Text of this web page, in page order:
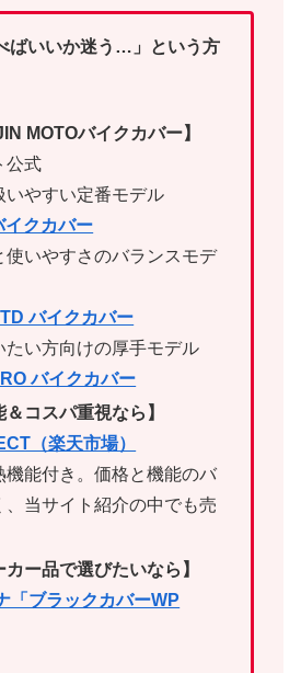
ばいいか迷う…」という方
MOTOバイクカバー】
公式
やすい定番モデル
イクカバー
いやすさのバランスモデ
バイクカバー
い方向けの厚手モデル
バイクカバー
＆コスパ重視なら】
（楽天市場）
能付き。価格と機能のバ
、当サイト紹介の中でも売
カー品で選びたいなら】
「ブラックカバーWP